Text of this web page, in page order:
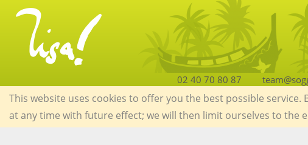
02 40 70 80 87
This website uses cookies to offer you the best possible
at any time with future effect; we will then limit ourselves to the